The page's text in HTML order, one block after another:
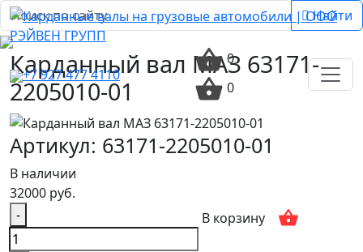
+7 927 477 4110
0
0
Найти
Карданный вал МАЗ 63171-
2205010-01
Артикул: 63171-2205010-01
В наличии
32000 руб.
-
В корзину